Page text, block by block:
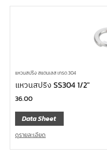
แหวนสปริง สแตนเลส เกรด 304
แหวนสปริง SS304 1/2″
36.00
Data Sheet
ดูรายละเอียด